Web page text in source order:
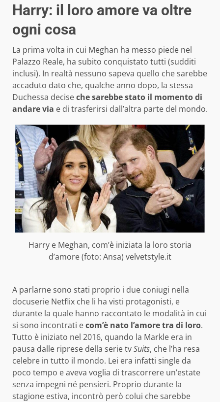
Harry: il loro amore va oltre
ogni cosa
La prima volta in cui Meghan ha messo piede nel
Palazzo Reale, ha subito conquistato tutti (sudditi
inclusi). In realtà nessuno sapeva quello che sarebbe
accaduto dato che, qualche anno dopo, la stessa
Duchessa deciseche sarebbe stato il momento di
andare via e di trasferirsi dall’altra parte del mondo.
Harry e Meghan, com’è iniziata la loro storia
d’amore (foto: Ansa) velvetstyle.it
A parlarne sono stati proprio i due coniugi nella
docuserie Netflix che li ha visti protagonisti, e
durante la quale hanno raccontato le modalità in cui
si sono incontrati ecom’è nato l’amore tra di loro.
Tutto è iniziato nel 2016, quando la Markle era in
pausa dalle riprese della serie tvSuits, che l’ha resa
celebre in tutto il mondo. Lei era infatti single da
poco tempo e aveva voglia di trascorrere un’estate
senza impegni né pensieri. Proprio durante la
stagione estiva, incontrò però colui che sarebbe